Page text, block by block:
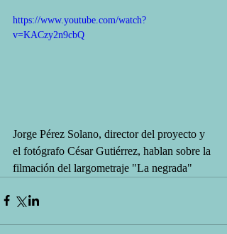
https://www.youtube.com/watch?
v=KACzy2n9cbQ
Jorge Pérez Solano, director del proyecto y
el fotógrafo César Gutiérrez, hablan sobre la
filmación del largometraje "La negrada"